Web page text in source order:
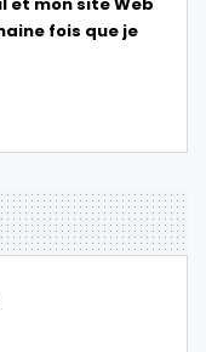
et mon site Web
fois que je